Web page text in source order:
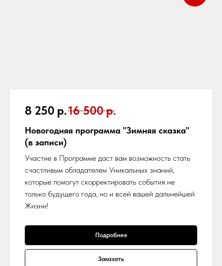
8 250 р.16 500р.
Новогодняя программа "Зимняя сказка"
(в записи)
Участие в Программе даст вам возможность стать
счастливым обладателем Уникальных знаний,
которые помогут скорректировать события не
только будущего года, но и всей вашей дальнейшей
Жизни!
Подробнее
Заказать